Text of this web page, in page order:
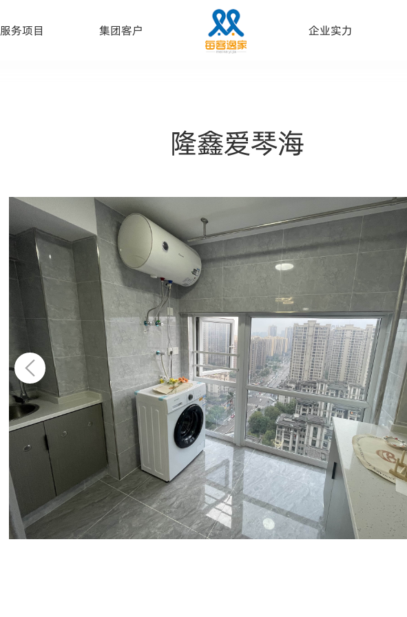
服务项目 集团客户 企业实力
隆鑫爱琴海